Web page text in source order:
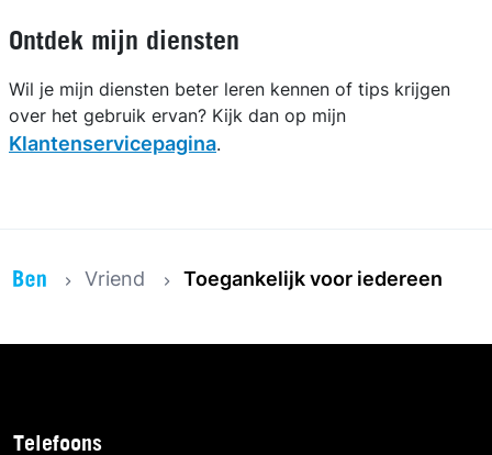
Ontdek mijn diensten
Wil je mijn diensten beter leren kennen of tips krijgen
over het gebruik ervan? Kijk dan op mijn
Klantenservicepagina.
Vriend Toegankelijk voor iedereen
Telefoons